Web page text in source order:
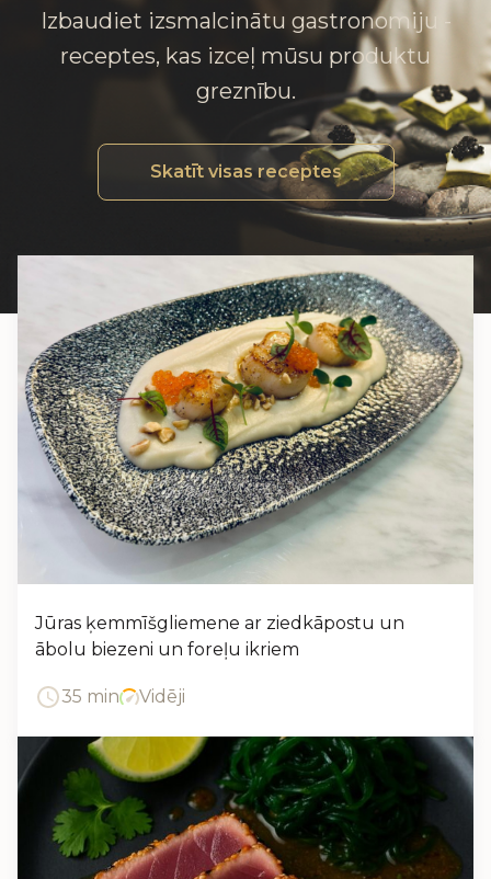
Izbaudiet izsmalcinātu gastronomiju -
receptes, kas izceļ mūsu produktu
greznību.
Skatīt visas receptes
Jūras ķemmīšgliemene ar ziedkāpostu un
ābolu biezeni un foreļu ikriem
35 min Vidēji